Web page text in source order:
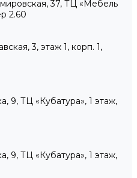
37, ТЦ «Мебель
2.60
3, этаж 1, корп. 1,
9, ТЦ «Кубатура», 1 этаж,
9, ТЦ «Кубатура», 1 этаж,